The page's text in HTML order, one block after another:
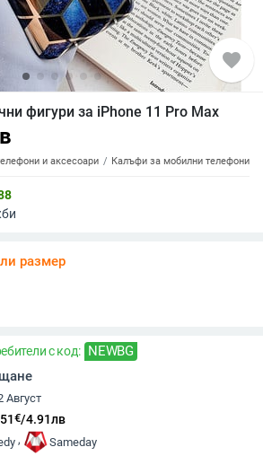
favorite
фигури за iPhone 11 Pro Max
и аксесоари Калъфи за мобилни телефони
размер
с код: NEWBG
Август
€/4.91лв
,
Sameday